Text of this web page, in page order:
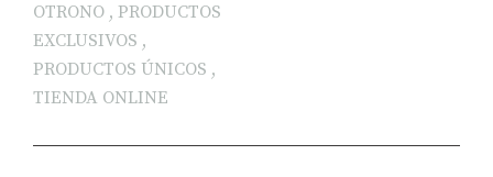
OTRONO , PRODUCTOS
EXCLUSIVOS ,
PRODUCTOS ÚNICOS ,
TIENDA ONLINE